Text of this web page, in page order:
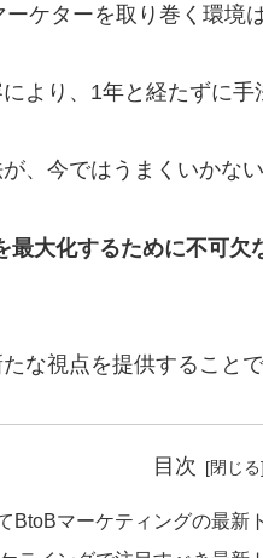
ケターを取り巻く環境
より、1年と経たずに
、今ではうまくいかな
大化するために不可
な視点を提供すること
目次
BtoBマーケティングの最新